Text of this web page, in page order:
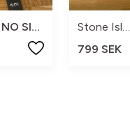
NO SIZE
Stone Island
799 SEK